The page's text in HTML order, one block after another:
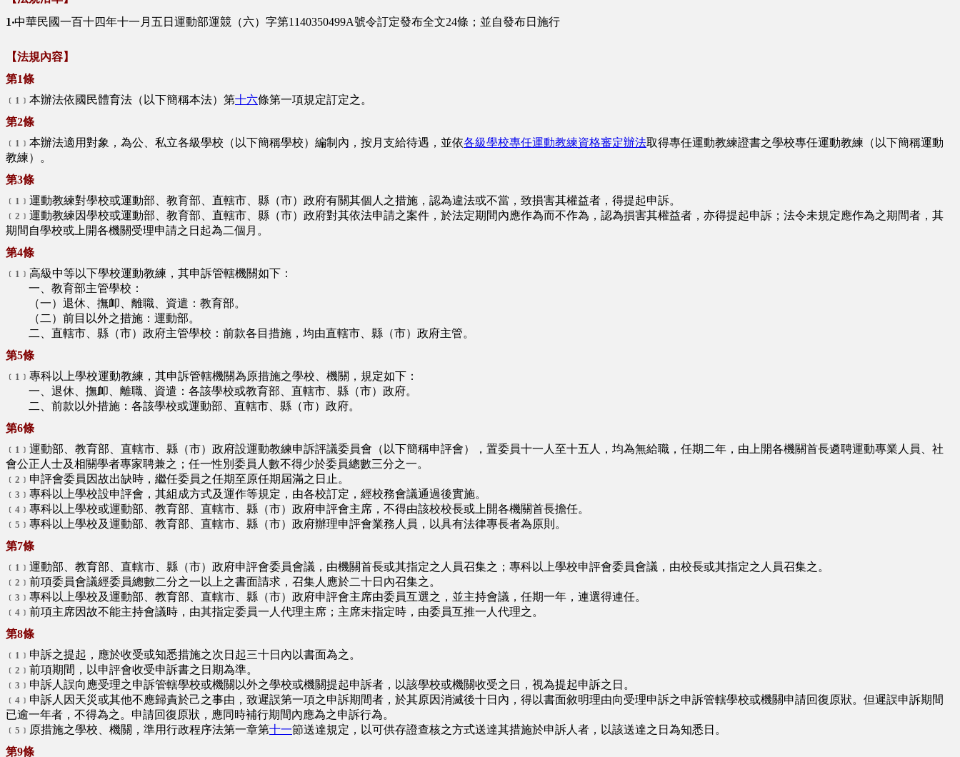
1‧中華民國一百十四年十一月五日運動部運競（六）字第1140350499A號令訂定發布全文24條；並自發布日施行
【法規內容】
第1條
﹝1﹞ 本辦法依國民體育法（以下簡稱本法）第十六條第一項規定訂定之。
第2條
﹝1﹞ 本辦法適用對象，為公、私立各級學校（以下簡稱學校）編制內，按月支給待遇，並依各級學校專任運動教練資格審定辦法取得專任運動教練證書之學校專任運動教練（以下簡稱運動
教練）。
第3條
﹝1﹞ 運動教練對學校或運動部、教育部、直轄市、縣（市）政府有關其個人之措施，認為違法或不當，致損害其權益者，得提起申訴。
﹝2﹞ 運動教練因學校或運動部、教育部、直轄市、縣（市）政府對其依法申請之案件，於法定期間內應作為而不作為，認為損害其權益者，亦得提起申訴；法令未規定應作為之期間者，其
期間自學校或上開各機關受理申請之日起為二個月。
第4條
﹝1﹞ 高級中等以下學校運動教練，其申訴管轄機關如下：
一、教育部主管學校：
（一）退休、撫卹、離職、資遣：教育部。
（二）前目以外之措施：運動部。
二、直轄市、縣（市）政府主管學校：前款各目措施，均由直轄市、縣（市）政府主管。
第5條
﹝1﹞ 專科以上學校運動教練，其申訴管轄機關為原措施之學校、機關，規定如下：
一、退休、撫卹、離職、資遣：各該學校或教育部、直轄市、縣（市）政府。
二、前款以外措施：各該學校或運動部、直轄市、縣（市）政府。
第6條
﹝1﹞ 運動部、教育部、直轄市、縣（市）政府設運動教練申訴評議委員會（以下簡稱申評會），置委員十一人至十五人，均為無給職，任期二年，由上開各機關首長遴聘運動專業人員、社
會公正人士及相關學者專家聘兼之；任一性別委員人數不得少於委員總數三分之一。
﹝2﹞ 申評會委員因故出缺時，繼任委員之任期至原任期屆滿之日止。
﹝3﹞ 專科以上學校設申評會，其組成方式及運作等規定，由各校訂定，經校務會議通過後實施。
﹝4﹞ 專科以上學校或運動部、教育部、直轄市、縣（市）政府申評會主席，不得由該校校長或上開各機關首長擔任。
﹝5﹞ 專科以上學校及運動部、教育部、直轄市、縣（市）政府辦理申評會業務人員，以具有法律專長者為原則。
第7條
﹝1﹞ 運動部、教育部、直轄市、縣（市）政府申評會委員會議，由機關首長或其指定之人員召集之；專科以上學校申評會委員會議，由校長或其指定之人員召集之。
﹝2﹞ 前項委員會議經委員總數二分之一以上之書面請求，召集人應於二十日內召集之。
﹝3﹞ 專科以上學校及運動部、教育部、直轄市、縣（市）政府申評會主席由委員互選之，並主持會議，任期一年，連選得連任。
﹝4﹞ 前項主席因故不能主持會議時，由其指定委員一人代理主席；主席未指定時，由委員互推一人代理之。
第8條
﹝1﹞ 申訴之提起，應於收受或知悉措施之次日起三十日內以書面為之。
﹝2﹞ 前項期間，以申評會收受申訴書之日期為準。
﹝3﹞ 申訴人誤向應受理之申訴管轄學校或機關以外之學校或機關提起申訴者，以該學校或機關收受之日，視為提起申訴之日。
﹝4﹞ 申訴人因天災或其他不應歸責於己之事由，致遲誤第一項之申訴期間者，於其原因消滅後十日內，得以書面敘明理由向受理申訴之申訴管轄學校或機關申請回復原狀。但遲誤申訴期間
已逾一年者，不得為之。申請回復原狀，應同時補行期間內應為之申訴行為。
﹝5﹞ 原措施之學校、機關，準用行政程序法第一章第十一節送達規定，以可供存證查核之方式送達其措施於申訴人者，以該送達之日為知悉日。
第9條